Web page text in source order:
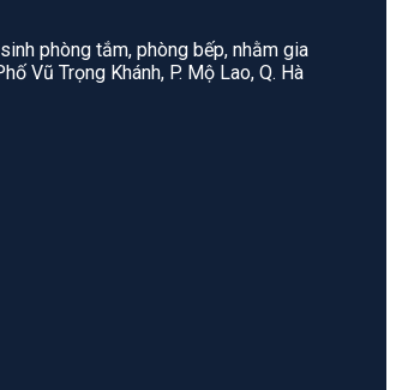
phòng tắm, phòng bếp, nhằm gia
Vũ Trọng Khánh, P. Mộ Lao, Q. Hà